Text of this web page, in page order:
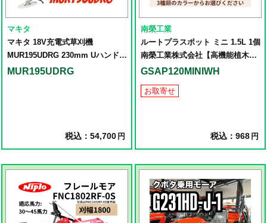
マキタ
マキタ 18V充電式草刈機
MUR195UDRG 230mm Uハンドル
(18V/6.0Ah)(バッテリ・充電器付)
MUR195UDRG
税込：54,700 円
南榮工業
ルートプラスポット ミニ 1.5L 1個
南榮工業株式会社【高機能植木
鉢】カラーは3種類から選べます♪
GSAP120MINIWH
お取寄せ
税込：968 円